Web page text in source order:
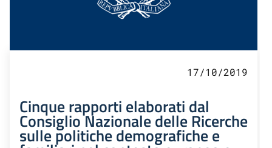
17/10/2019
Cinque rapporti elaborati dal
Consiglio Nazionale delle Ricerche
sulle politiche demografiche e